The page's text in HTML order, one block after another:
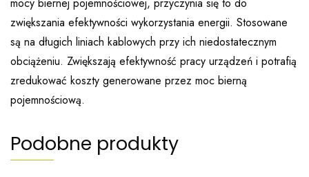
mocy biernej pojemnościowej, przyczynia się to do
zwiększania efektywności wykorzystania energii. Stosowane
są na długich liniach kablowych przy ich niedostatecznym
obciążeniu. Zwiększają efektywność pracy urządzeń i potrafią
zredukować koszty generowane przez moc bierną
pojemnościową.
Podobne produkty